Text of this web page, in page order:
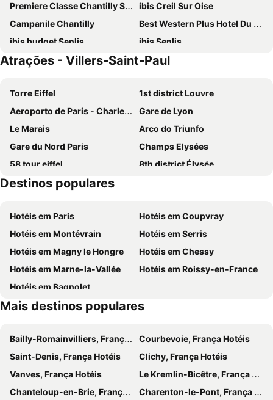
Premiere Classe Chantilly Sud Luzarches
ibis Creil Sur Oise
Campanile Chantilly
Best Western Plus Hotel Du Parc Chantilly
ibis budget Senlis
ibis Senlis
B&B HOTEL Creil Chantilly
Hotel de L'Oise
Premiere Classe Creil - Villers Saint Paul
Relais De La Haute Pommeraye
Kyriad Chantilly
Le Grand Pavillon Chantilly
Le Château de la Tour
Hotel L'Aunette Cottage
Château de Montvillargenne
Hostellerie Du Lys
Kyriad Chantilly Sud - Luzarches
La Cite Suspendue
Auberge la Renaissance
Atrações - Villers-Saint-Paul
Torre Eiffel
1st district Louvre
Aeroporto de Paris - Charles de Gaulle
Gare de Lyon
Le Marais
Arco do Triunfo
Gare du Nord Paris
Champs Elysées
58 tour eiffel
8th district Élysée
9th district Opéra
7th district Palais Bourbon
3rd district Temple
Airport Beauvais-Tillé
4th district Hôtel-de-Ville
Colina de Montmartre
18th district la Butte-Montmartre
Chantilly Castle
Abbaye Royale de Royaumont
Parque Astérix
La mer de sable
Le Moulin de la Naze
Féerie de Noël aux Galeries Lafayette Paris Haussmann
Place Furstenberg
Jardim das Tulherias
Notre Dame de Lorette
Museu de Arte Moderna da Cidade de Paris
Le République
Palais de la Justice
Destinos populares
Hotéis em Paris
Hotéis em Coupvray
Hotéis em Montévrain
Hotéis em Serris
Hotéis em Magny le Hongre
Hotéis em Chessy
Hotéis em Marne-la-Vallée
Hotéis em Roissy-en-France
Hotéis em Bagnolet
Mais destinos populares
Bailly-Romainvilliers, França Hotéis
Courbevoie, França Hotéis
Saint-Denis, França Hotéis
Clichy, França Hotéis
Vanves, França Hotéis
Le Kremlin-Bicêtre, França Hotéis
Chanteloup-en-Brie, França Hotéis
Charenton-le-Pont, França Hotéis